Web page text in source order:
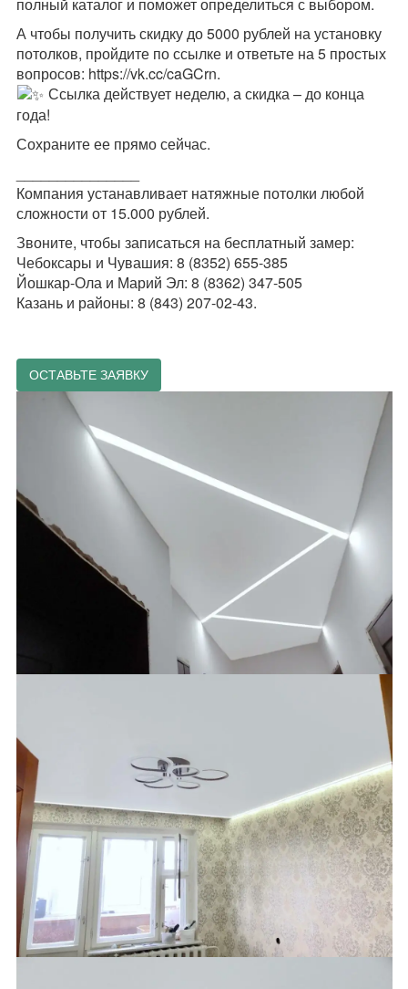
А чтобы получить скидку до 5000 рублей на установку
потолков, пройдите по ссылке и ответьте на 5 простых
вопросов: https://vk.cc/caGCrn.
Ссылка действует неделю, а скидка – до конца
года!
Сохраните ее прямо сейчас.
Компания устанавливает натяжные потолки любой
сложности от 15.000 рублей.
Звоните, чтобы записаться на бесплатный замер:
Чебоксары и Чувашия: 8 (8352) 655-385
Йошкар-Ола и Марий Эл: 8 (8362) 347-505
Казань и районы: 8 (843) 207-02-43.
ОСТАВЬТЕ ЗАЯВКУ